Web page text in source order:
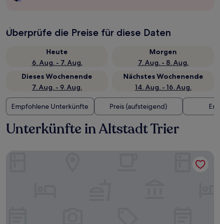
Überprüfe die Preise für diese Daten
Heute
6. Aug. - 7. Aug.
Morgen
7. Aug. - 8. Aug.
Dieses Wochenende
7. Aug. - 9. Aug.
Nächstes Wochenende
14. Aug. - 16. Aug.
Empfohlene Unterkünfte Preis (aufsteigend)
Unterkünfte in Altstadt Trier